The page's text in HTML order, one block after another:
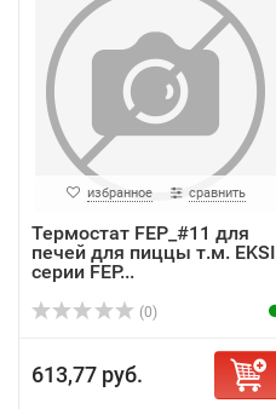
избранное сравнить
Термостат FEP_#11 для
печей для пиццы т.м. EKSI
серии FEP...
(0)
613,77 руб.